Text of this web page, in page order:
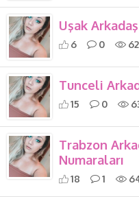
Uşak
6 0
Tunceli
15 0
Trabzon
Numaraları
18 1